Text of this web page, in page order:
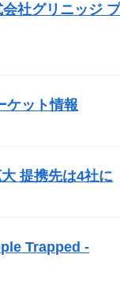
会社グリニッジ
ケット情報
提携先は4社に
Trapped -